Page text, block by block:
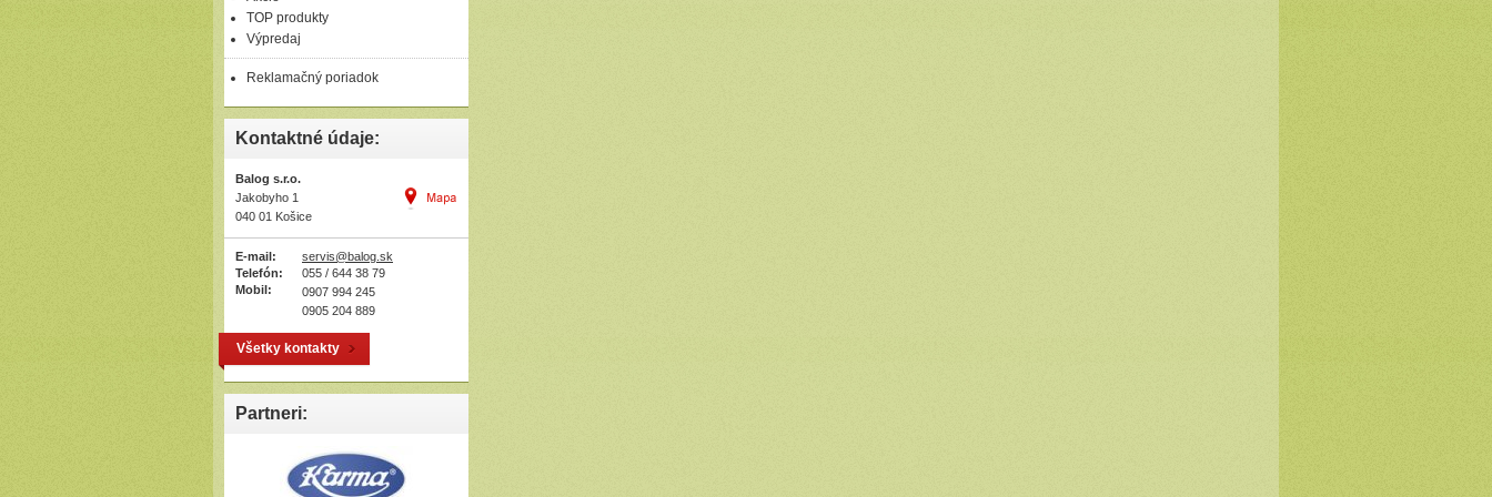
TOP produkty
Výpredaj
Reklamačný poriadok
Kontaktné údaje:
Balog s.r.o.
Jakobyho 1
040 01 Košice
E-mail:
servis@balog.sk
Telefón:
055 / 644 38 79
Mobil:
0907 994 245
0905 204 889
Všetky kontakty
Partneri: